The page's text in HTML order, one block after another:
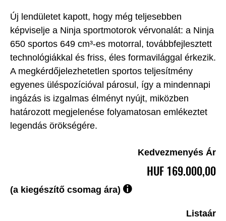
Új lendületet kapott, hogy még teljesebben
képviselje a Ninja sportmotorok vérvonalát: a Ninja
650 sportos 649 cm³-es motorral, továbbfejlesztett
technológiákkal és friss, éles formavilággal érkezik.
A megkérdőjelezhetetlen sportos teljesítmény
egyenes üléspozícióval párosul, így a mindennapi
ingázás is izgalmas élményt nyújt, miközben
határozott megjelenése folyamatosan emlékeztet
legendás örökségére.
Kedvezmenyés Ár
HUF‎ 169.000,00
(a kiegészítő csomag ára)
Listaár